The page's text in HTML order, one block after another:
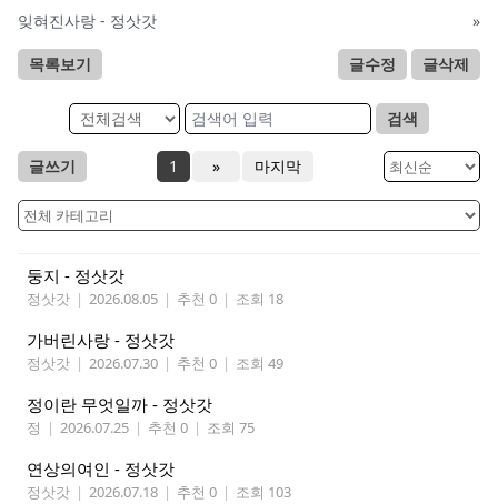
잊혀진사랑 - 정삿갓
»
목록보기 글수정 글삭제
검색
글쓰기 1 » 마지막
둥지 - 정삿갓
정삿갓 | 2026.08.05 | 추천 0 | 조회 18
가버린사랑 - 정삿갓
정삿갓 | 2026.07.30 | 추천 0 | 조회 49
정이란 무엇일까 - 정삿갓
정 | 2026.07.25 | 추천 0 | 조회 75
연상의여인 - 정삿갓
정삿갓 | 2026.07.18 | 추천 0 | 조회 103